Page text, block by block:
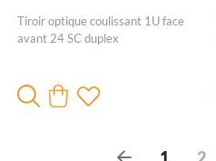
Tiroir optique coulissant 1U face
avant 24 SC duplex
P